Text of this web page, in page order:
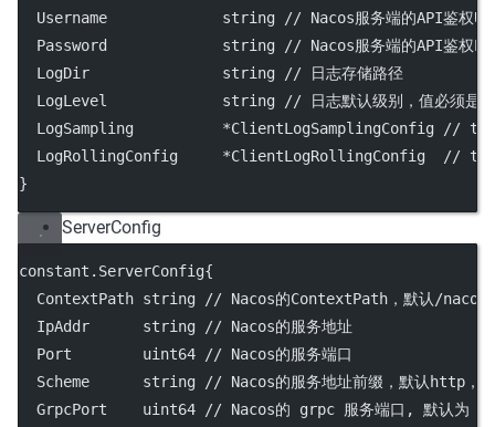
  Username
string
// Nacos服务端的API鉴权
  Password
string
// Nacos服务端的API鉴权
  LogDir
string
// 日志存储路径
  LogLevel
string
// 日志默认级别，值必须
  LogSampling
*ClientLogSamplingConfig
//
  LogRollingConfig
*ClientLogRollingConfig
//
}
ServerConfig
constant.ServerConfig{
  ContextPath
string
// Nacos的ContextPath，默认/nacos
  IpAddr
string
// Nacos的服务地址
  Port
uint64
// Nacos的服务端口
  Scheme
string
// Nacos的服务地址前缀，默认http，
  GrpcPort
uint64
// Nacos的 grpc 服务端口, 默认为 服